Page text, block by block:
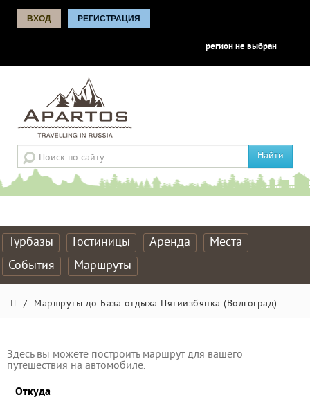
ВХОД РЕГИСТРАЦИЯ
регион не выбран
Найти
Турбазы Гостиницы Аренда
Места
События
Маршруты
/ Маршруты до База отдыха Пятиизбянка (Волгоград)
Здесь вы можете построить маршрут для вашего
путешествия на автомобиле.
Откуда